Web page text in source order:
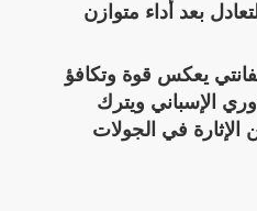
بعد أداء متوازن
يعكس قوة وتكافؤ
الإسباني ويترك
الإثارة في الجولات